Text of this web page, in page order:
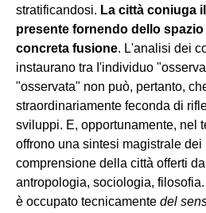
stratificandosi. La città coniuga
presente fornendo dello
concreta fusione. L'analisi dei
instaurano tra I'individuo
"osservata" non può, pertanto,
straordinariamente feconda di
sviluppi. E, opportunamente, nel
offrono una sintesi magistrale
comprensione della città offerti
antropologia, sociologia,
è occupato tecnicamente del